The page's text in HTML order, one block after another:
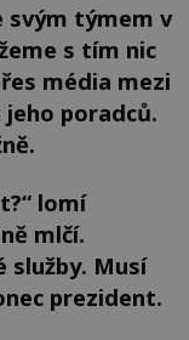
svým týmem v
s tím nic
média mezi
poradců.
lomí
mlčí.
služby. Musí
prezident.